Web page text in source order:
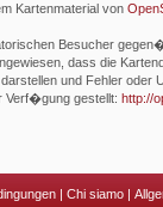
Kartenmaterial von
Besucher
dass die
und Fehler oder
Verf�gung gestellt: http://
| Chi siamo|